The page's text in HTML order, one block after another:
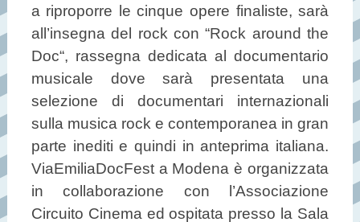
a riproporre le cinque opere finaliste, sarà
all’insegna del rock con “Rock around the
Doc“, rassegna dedicata al documentario
musicale dove sarà presentata una
selezione di documentari internazionali
sulla musica rock e contemporanea in gran
parte inediti e quindi in anteprima italiana.
ViaEmiliaDocFest a Modena è organizzata
in collaborazione con l’Associazione
Circuito Cinema ed ospitata presso la Sala